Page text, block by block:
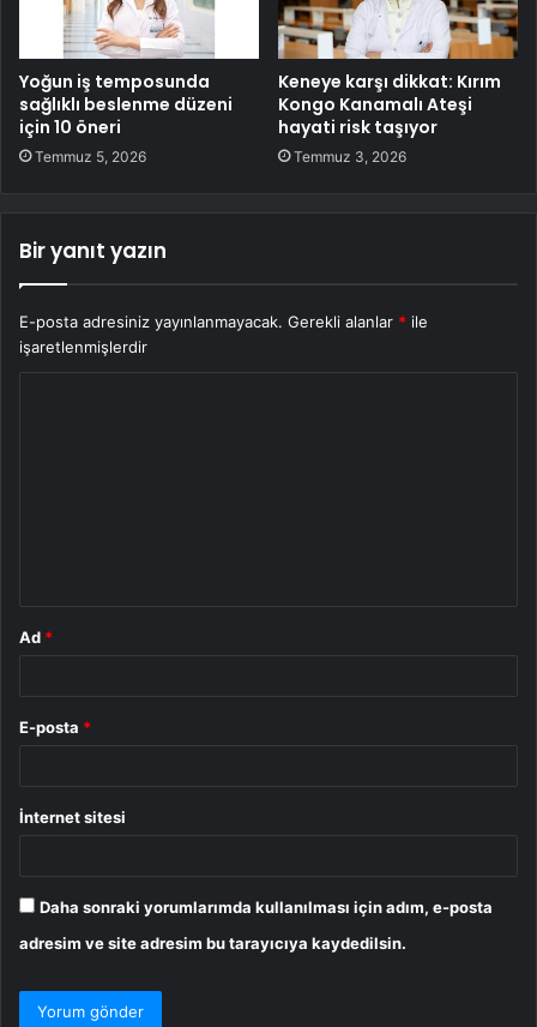
Yoğun iş temposunda
sağlıklı beslenme düzeni
için 10 öneri
Temmuz 5, 2026
Keneye karşı dikkat: Kırım
Kongo Kanamalı Ateşi
hayati risk taşıyor
Temmuz 3, 2026
Bir yanıt yazın
E-posta adresiniz yayınlanmayacak. Gerekli alanlar * ile
işaretlenmişlerdir
Ad *
E-posta *
İnternet sitesi
Daha sonraki yorumlarımda kullanılması için adım, e-posta
adresim ve site adresim bu tarayıcıya kaydedilsin.